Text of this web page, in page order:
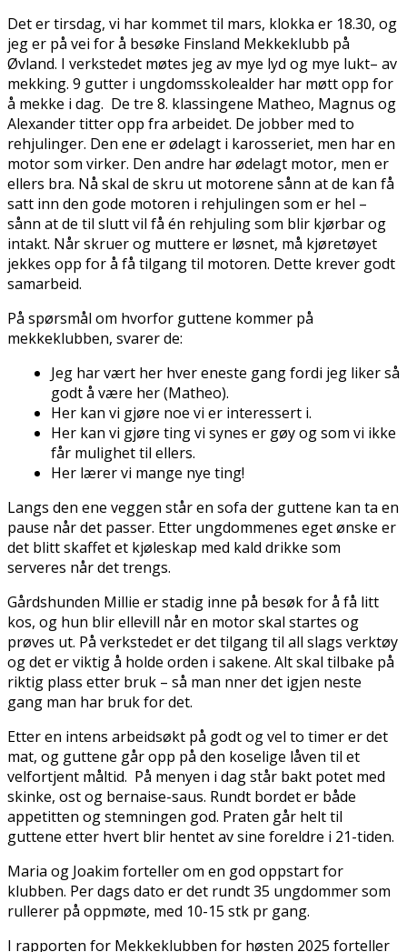
Det er tirsdag, vi har kommet til mars, klokka er 18.30, og
jeg er på vei for å besøke Finsland Mekkeklubb på
Øvland. I verkstedet møtes jeg av mye lyd og mye lukt– av
mekking. 9 gutter i ungdomsskolealder har møtt opp for
å mekke i dag. De tre 8. klassingene Matheo, Magnus og
Alexander titter opp fra arbeidet. De jobber med to
firehjulinger. Den ene er ødelagt i karosseriet, men har en
motor som virker. Den andre har ødelagt motor, men er
ellers bra. Nå skal de skru ut motorene sånn at de kan få
satt inn den gode motoren i firehjulingen som er hel –
sånn at de til slutt vil få én firehjuling som blir kjørbar og
intakt. Når skruer og muttere er løsnet, må kjøretøyet
jekkes opp for å få tilgang til motoren. Dette krever godt
samarbeid.
På spørsmål om hvorfor guttene kommer på
mekkeklubben, svarer de:
Jeg har vært her hver eneste gang fordi jeg liker så
godt å være her (Matheo).
Her kan vi gjøre noe vi er interessert i.
Her kan vi gjøre ting vi synes er gøy og som vi ikke
får mulighet til ellers.
Her lærer vi mange nye ting!
Langs den ene veggen står en sofa der guttene kan ta en
pause når det passer. Etter ungdommenes eget ønske er
det blitt skaffet et kjøleskap med kald drikke som
serveres når det trengs.
Gårdshunden Millie er stadig inne på besøk for å få litt
kos, og hun blir ellevill når en motor skal startes og
prøves ut. På verkstedet er det tilgang til all slags verktøy
og det er viktig å holde orden i sakene. Alt skal tilbake på
riktig plass etter bruk – så man finner det igjen neste
gang man har bruk for det.
Etter en intens arbeidsøkt på godt og vel to timer er det
mat, og guttene går opp på den koselige låven til et
velfortjent måltid. På menyen i dag står bakt potet med
skinke, ost og bernaise-saus. Rundt bordet er både
appetitten og stemningen god. Praten går helt til
guttene etter hvert blir hentet av sine foreldre i 21-tiden.
Maria og Joakim forteller om en god oppstart for
klubben. Per dags dato er det rundt 35 ungdommer som
rullerer på oppmøte, med 10-15 stk pr gang.
I rapporten for Mekkeklubben for høsten 2025 forteller